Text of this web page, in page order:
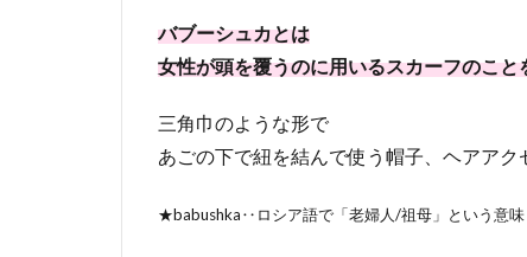
バブーシュカとは
女性が頭を覆うのに用いるスカーフのこと
三角巾のような形で
あごの下で紐を結んで使う帽子、ヘアアク
★babushka‥ロシア語で「老婦人/祖母」という意味